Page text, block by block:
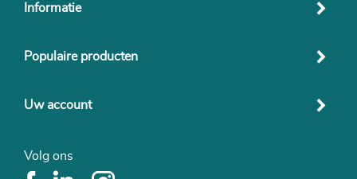
Informatie
Populaire producten
Uw account
Volg ons